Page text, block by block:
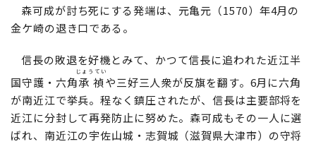
森可成が討ち死にする発端は、元亀元（1570）年4月の
金ケ崎の退き口である。
信長の敗退を好機とみて、かつて信長に追われた近江半
国守護・六角承禎
じょうてい
や三好三人衆が反旗を翻す。6月に六角
が南近江で挙兵。程なく鎮圧されたが、信長は主要部将を
近江に分封して再発防止に努めた。森可成もその一人に選
ばれ、南近江の宇佐山城・志賀城（滋賀県大津市）の守将